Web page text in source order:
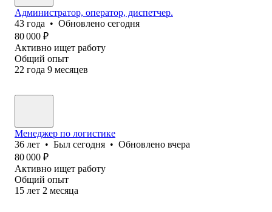
Администратор, оператор, диспетчер.
43 года • Обновлено сегодня
80 000 ₽
Активно ищет работу
Общий опыт
22 года 9 месяцев
Менеджер по логистике
36 лет • Был сегодня • Обновлено вчера
80 000 ₽
Активно ищет работу
Общий опыт
15 лет 2 месяца